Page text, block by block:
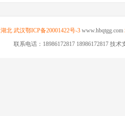
湖北 武汉鄂ICP备20001422号-3www.hbqtgg.com
联系电话：18986172817 18986172817 技